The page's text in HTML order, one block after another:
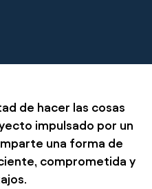
de hacer las cosas
impulsado por un
una forma de
comprometida y